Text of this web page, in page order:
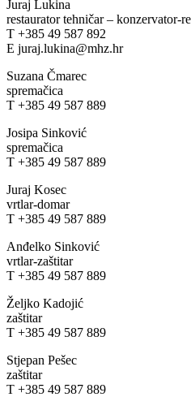
Juraj Lukina
restaurator tehničar – konzervator-
T +385 49 587 892
E juraj.lukina@mhz.hr
Suzana Čmarec
spremačica
T +385 49 587 889
Josipa Sinković
spremačica
T +385 49 587 889
Juraj Kosec
vrtlar-domar
T +385 49 587 889
Anđelko Sinković
vrtlar-zaštitar
T +385 49 587 889
Željko Kadojić
zaštitar
T +385 49 587 889
Stjepan Pešec
zaštitar
T +385 49 587 889